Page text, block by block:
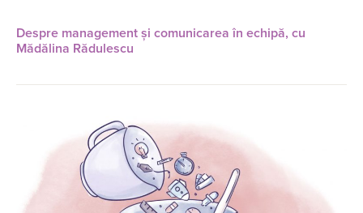
Despre management și comunicarea în echipă, cu
Mădălina Rădulescu